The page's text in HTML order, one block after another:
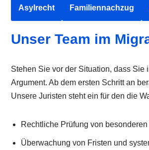
Asylrecht Familiennachzug
Unser Team im
Stehen Sie vor der Situation, dass
Argument. Ab dem ersten Schritt an
Unsere Juristen steht ein für den die
Rechtliche Prüfung von
Überwachung von Fristen und